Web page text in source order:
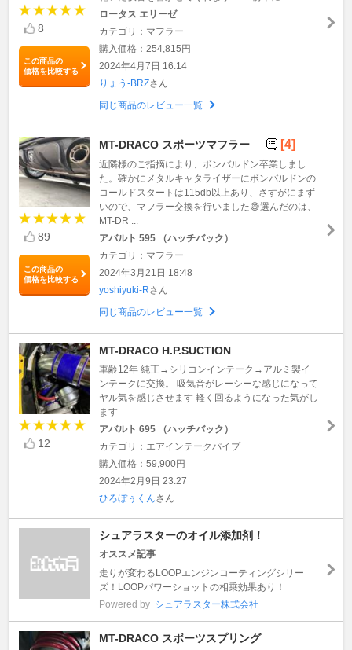
8
この商品の
価格を比較する
ロータス エリーゼ
カテゴリ：マフラー
購入価格：254,815円
2024年4月7日 16:14
りょう-BRZさん
同じ商品のレビュー一覧
89
この商品の
価格を比較する
MT-DRACO スポーツマフラー [4]
近隣様のご指摘により、ボンバルドン卒業しまし
た。確かにメタルキャタライザーにボンバルドンの
コールドスタートは115db以上あり、さすがにまず
いので、マフラー交換を行いました😅選んだのは、
MT-DR ...
アバルト 595 （ハッチバック）
カテゴリ：マフラー
2024年3月21日 18:48
yoshiyuki-Rさん
同じ商品のレビュー一覧
12
MT-DRACO H.P.SUCTION
車齢12年 純正→シリコンインテーク→アルミ製イ
ンテークに交換。 吸気音がレーシーな感じになって
ヤル気を感じさせます 軽く回るようになった気がし
ます
アバルト 695 （ハッチバック）
カテゴリ：エアインテークパイプ
購入価格：59,900円
2024年2月9日 23:27
ひろぼぅくんさん
シュアラスターのオイル添加剤！
オススメ記事
走りが変わるLOOPエンジンコーティングシリー
ズ！LOOPパワーショットの相乗効果あり！
Powered by シュアラスター株式会社
MT-DRACO スポーツスプリング